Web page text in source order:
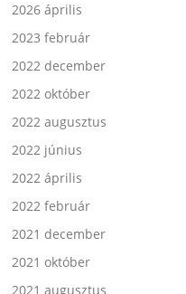
2026 április
2023 február
2022 december
2022 október
2022 augusztus
2022 június
2022 április
2022 február
2021 december
2021 október
2021 augusztus